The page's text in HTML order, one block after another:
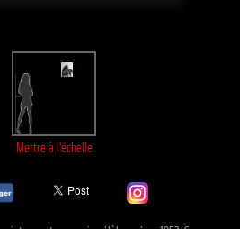
Mettre à l'échelle